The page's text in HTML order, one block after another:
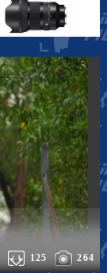
264
125